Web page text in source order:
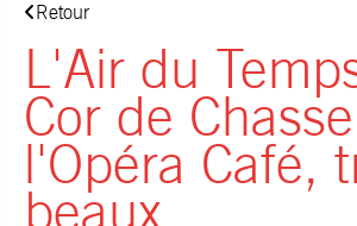
Retour
L'Air du
Cor de
l'Opéra Café,
beaux